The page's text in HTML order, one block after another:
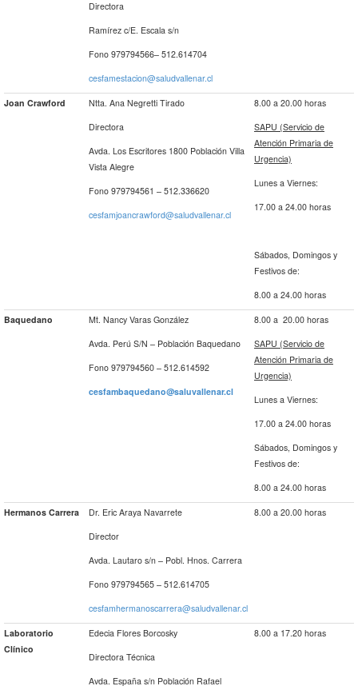
Directora
Ramírez c/E. Escala s/n
Fono 979794566– 512.614704
cesfamestacion@saludvallenar.cl
Joan Crawford
Ntta. Ana Negretti Tirado
Directora
Avda. Los Escritores 1800 Población Villa
Vista Alegre
Fono 979794561 – 512.336620
cesfamjoancrawford@saludvallenar.cl
8.00 a 20.00 horas
SAPU (Servicio de
Atención Primaria de
Urgencia)
Lunes a Viernes:
17.00 a 24.00 horas
Sábados, Domingos y
Festivos de:
8.00 a 24.00 horas
Baquedano
Mt. Nancy Varas González
Avda. Perú S/N – Población Baquedano
Fono 979794560 – 512.614592
cesfambaquedano@saluvallenar.cl
8.00 a 20.00 horas
SAPU (Servicio de
Atención Primaria de
Urgencia)
Lunes a Viernes:
17.00 a 24.00 horas
Sábados, Domingos y
Festivos de:
8.00 a 24.00 horas
Hermanos Carrera
Dr. Eric Araya Navarrete
Director
Avda. Lautaro s/n – Pobl. Hnos. Carrera
Fono 979794565 – 512.614705
cesfamhermanoscarrera@saludvallenar.cl
8.00 a 20.00 horas
Laboratorio
Clínico
Edecia Flores Borcosky
Directora Técnica
Avda. España s/n Población Rafael
8.00 a 17.20 horas